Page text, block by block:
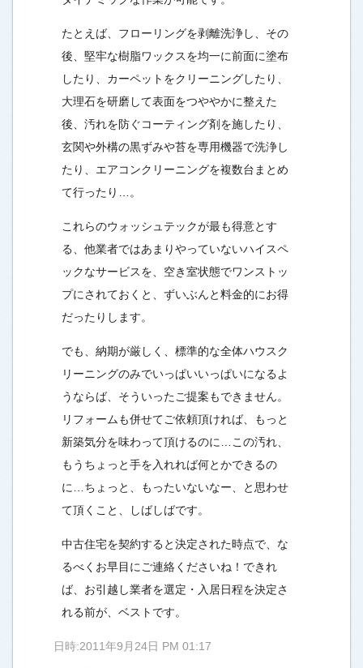
たとえば、フローリングを剥離洗浄し、その
後、堅牢な樹脂ワックスを均一に前面に塗布
したり、カーペットをクリーニングしたり、
大理石を研磨して表面をつややかに整えた
後、汚れを防ぐコーティング剤を施したり、
玄関や外構の黒ずみや苔を専用機器で洗浄し
たり、エアコンクリーニングを複数台まとめ
て行ったり…。
これらのウォッシュテックが最も得意とす
る、他業者ではあまりやっていないハイスペ
ックなサービスを、空き室状態でワンストッ
プにされておくと、ずいぶんと料金的にお得
だったりします。
でも、納期が厳しく、標準的な全体ハウスク
リーニングのみでいっぱいいっぱいになるよ
うならば、そういったご提案もできません。
リフォームも併せてご依頼頂ければ、もっと
新築気分を味わって頂けるのに…この汚れ、
もうちょっと手を入れれば何とかできるの
に…ちょっと、もったいないなー、と思わせ
て頂くこと、しばしばです。
中古住宅を契約すると決定された時点で、な
るべくお早目にご連絡くださいね！できれ
ば、お引越し業者を選定・入居日程を決定さ
れる前が、ベストです。
日時:2011年9月24日 PM 01:17